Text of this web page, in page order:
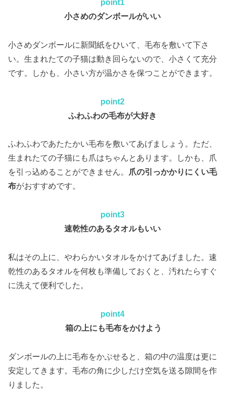
point1
小さめのダンボールがいい
小さめダンボールに新聞紙をひいて、毛布を敷いて下さ
い。生まれたての子猫は動き回らないので、小さくて充分
です。しかも、小さい方が温かさを保つことができます。
point2
ふわふわの毛布が大好き
ふわふわであたたかい毛布を敷いてあげましょう。ただ、
生まれたての子猫にも爪はちゃんとあります。しかも、爪
を引っ込めることができません。
爪の引っかかりにくい毛
布がおすすめです。
point3
速乾性のあるタオルもいい
私はその上に、やわらかいタオルをかけてあげました。速
乾性のあるタオルを何枚も準備しておくと、汚れたらすぐ
に洗えて便利でした。
point4
箱の上にも毛布をかけよう
ダンボールの上に毛布をかぶせると、箱の中の温度は更に
安定してきます。毛布の角に少しだけ空気を送る隙間を作
りました。